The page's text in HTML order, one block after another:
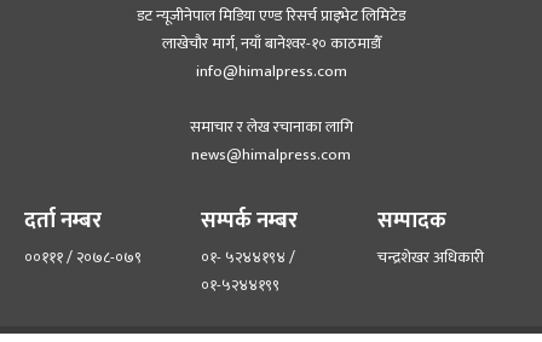
डट न्यूजीनेपाल मिडिया एण्ड रिसर्च प्राइभेट लिमिटेड
लाखेचौर मार्ग, नयाँ बानेश्‍वर-१० काठमाडौँ
info@himalpress.com
समाचार र लेख रचानाका लागि
news@himalpress.com
दर्ता नम्बर
००१११ / २०७८-०७९
सम्पर्क नम्बर
०१- ५२४४१९४ /
०१-५२४४१९९
सम्पादक
चन्द्रशेखर अधिकारी